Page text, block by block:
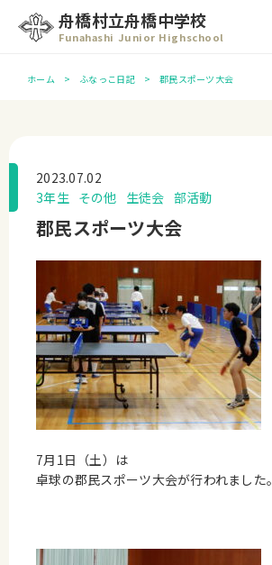
舟橋村立舟橋中学校
Funahashi Junior Highschool
ホーム ふなっこ日記 郡民スポーツ大会
2023.07.02
3年生 その他 生徒会 部活動
郡民スポーツ大会
7月1日（土）は
卓球の郡民スポーツ大会が行われました。